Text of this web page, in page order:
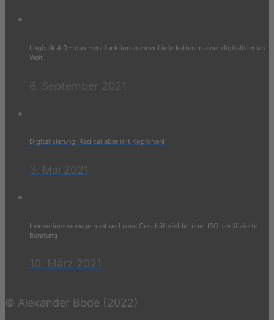
Logistik 4.0 – das Herz funktionierender Lieferketten in einer digitalisierten
Welt
6. September 2021
Digitalisierung: Radikal aber mit Köpfchen!
3. Mai 2021
Innovationsmanagement und neue Geschäftsfelder über ISO-zertifizierte
Beratung
10. März 2021
© Alexander Bode (2022)